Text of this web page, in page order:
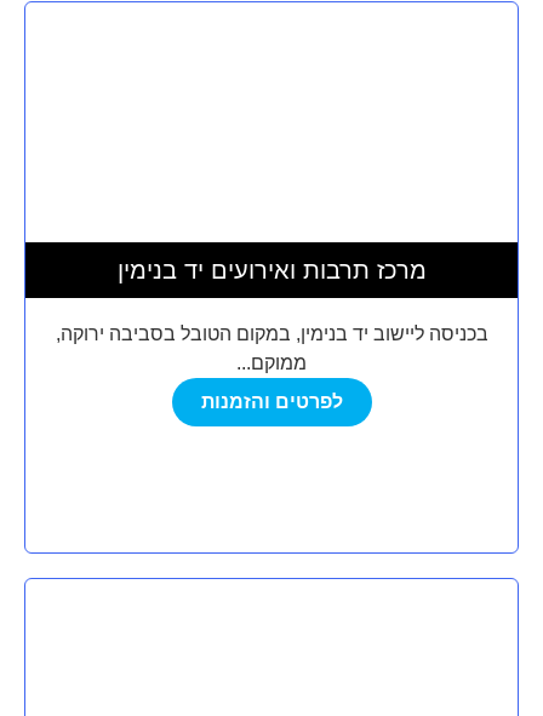
מרכז תרבות ואירועים יד בנימין
בכניסה ליישוב יד בנימין, במקום הטובל בסביבה ירוקה,
ממוקם...
לפרטים והזמנות